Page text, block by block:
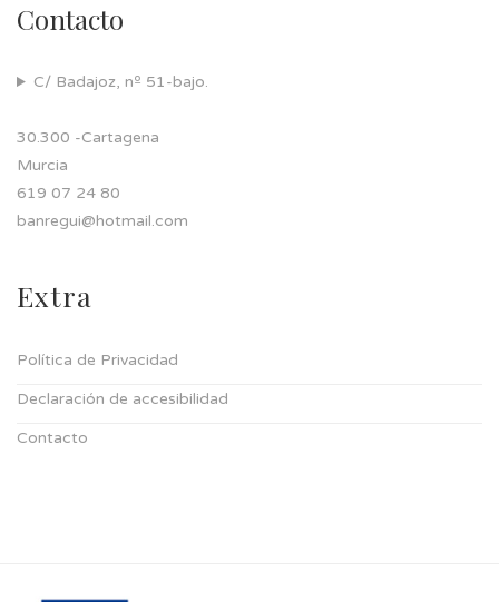
Contacto
C/ Badajoz, nº 51-bajo.
30.300 -Cartagena
Murcia
619 07 24 80
banregui@hotmail.com
Extra
Política de Privacidad
Declaración de accesibilidad
Contacto